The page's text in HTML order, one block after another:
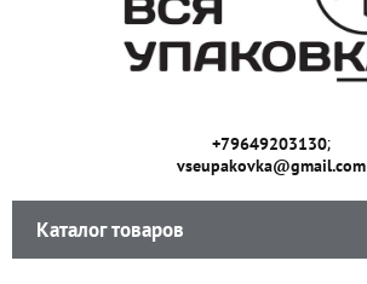
+79649203130;
vseupakovka@gmail.com
Каталог товаров